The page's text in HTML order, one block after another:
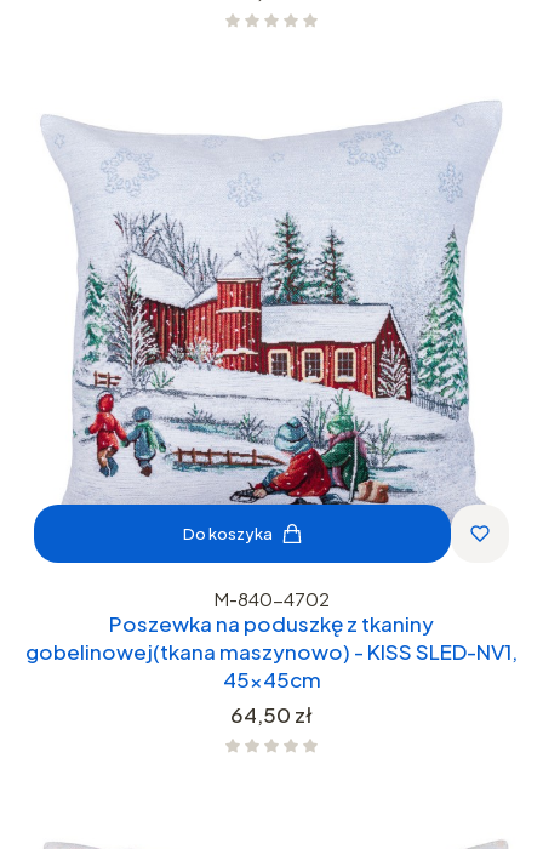
Do koszyka
M-840-4702
Poszewka na poduszkę z tkaniny
gobelinowej(tkana maszynowo) - KISS SLED-NV1,
45x45cm
Cena
64,50 zł